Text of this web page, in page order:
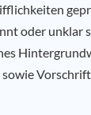
oder unklar